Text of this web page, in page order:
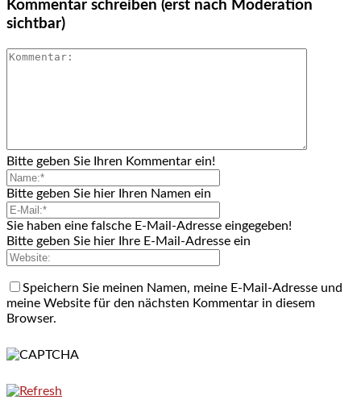
Kommentar schreiben (erst nach Moderation
sichtbar)
Bitte geben Sie Ihren Kommentar ein!
Bitte geben Sie hier Ihren Namen ein
Sie haben eine falsche E-Mail-Adresse eingegeben!
Bitte geben Sie hier Ihre E-Mail-Adresse ein
Speichern Sie meinen Namen, meine E-Mail-Adresse und
meine Website für den nächsten Kommentar in diesem
Browser.